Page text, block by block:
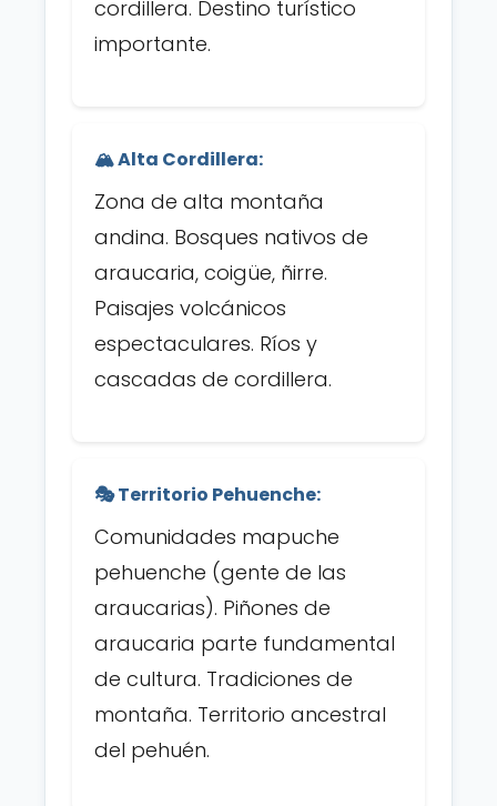
cordillera. Destino turístico
importante.
🏔️ Alta Cordillera:
Zona de alta montaña
andina. Bosques nativos de
araucaria, coigüe, ñirre.
Paisajes volcánicos
espectaculares. Ríos y
cascadas de cordillera.
🎭 Territorio Pehuenche:
Comunidades mapuche
pehuenche (gente de las
araucarias). Piñones de
araucaria parte fundamental
de cultura. Tradiciones de
montaña. Territorio ancestral
del pehuén.